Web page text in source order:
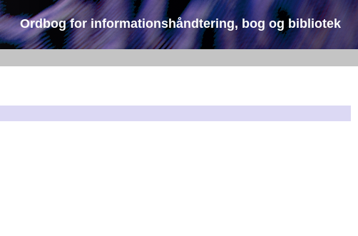
Ordbog for informationshåndtering, bog og bibliotek